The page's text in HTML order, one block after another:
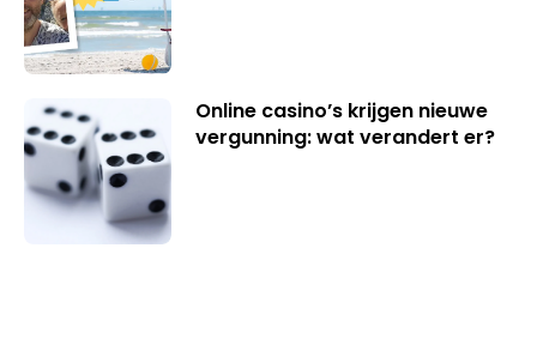
Online casino’s krijgen nieuwe
vergunning: wat verandert er?